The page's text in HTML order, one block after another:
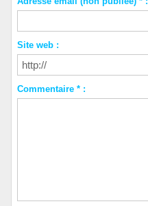
Site web :
Commentaire * :